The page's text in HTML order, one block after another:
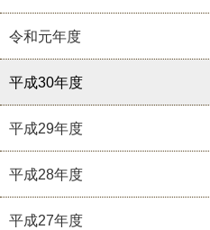
令和元年度
平成30年度
平成29年度
平成28年度
平成27年度